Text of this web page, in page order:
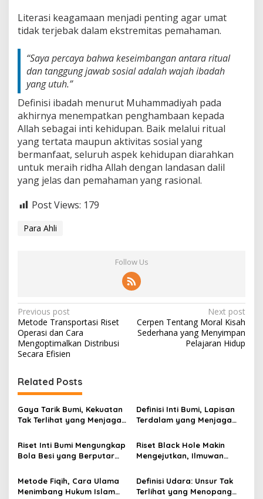
Literasi keagamaan menjadi penting agar umat
tidak terjebak dalam ekstremitas pemahaman.
“Saya percaya bahwa keseimbangan antara ritual
dan tanggung jawab sosial adalah wajah ibadah
yang utuh.”
Definisi ibadah menurut Muhammadiyah pada
akhirnya menempatkan penghambaan kepada
Allah sebagai inti kehidupan. Baik melalui ritual
yang tertata maupun aktivitas sosial yang
bermanfaat, seluruh aspek kehidupan diarahkan
untuk meraih ridha Allah dengan landasan dalil
yang jelas dan pemahaman yang rasional.
Post Views: 179
Para Ahli
Follow Us
Post
navigation
Previous post
Metode Transportasi Riset
Operasi dan Cara
Mengoptimalkan Distribusi
Secara Efisien
Next post
Cerpen Tentang Moral Kisah
Sederhana yang Menyimpan
Pelajaran Hidup
Related Posts
Gaya Tarik Bumi, Kekuatan
Tak Terlihat yang Menjaga
Definisi Inti Bumi, Lapisan
Terdalam yang Menjaga
Riset Inti Bumi Mengungkap
Bola Besi yang Berputar
Riset Black Hole Makin
Mengejutkan, Ilmuwan
Semesta
Metode Fiqih, Cara Ulama
Menimbang Hukum Islam
Definisi Udara: Unsur Tak
Terlihat yang Menopang